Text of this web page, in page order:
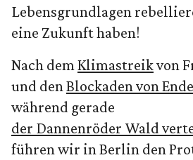
Lebensgrundlagen
eine Zukunft haben!
Nach dem Klimastreikvon
und den Blockaden von
während gerade
der Dannenröder Wald
führen wir in Berlin den